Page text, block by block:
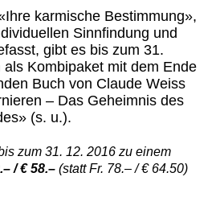
karmische Bestimmung»,
Sinnfindung und
gibt es bis zum 31.
Kombipaket mit dem Ende
Buch von Claude Weiss
– Das Geheimnis des
(s. u.).
zum 31. 12. 2016 zu einem
/ € 58.– (statt Fr. 78.– / € 64.50)